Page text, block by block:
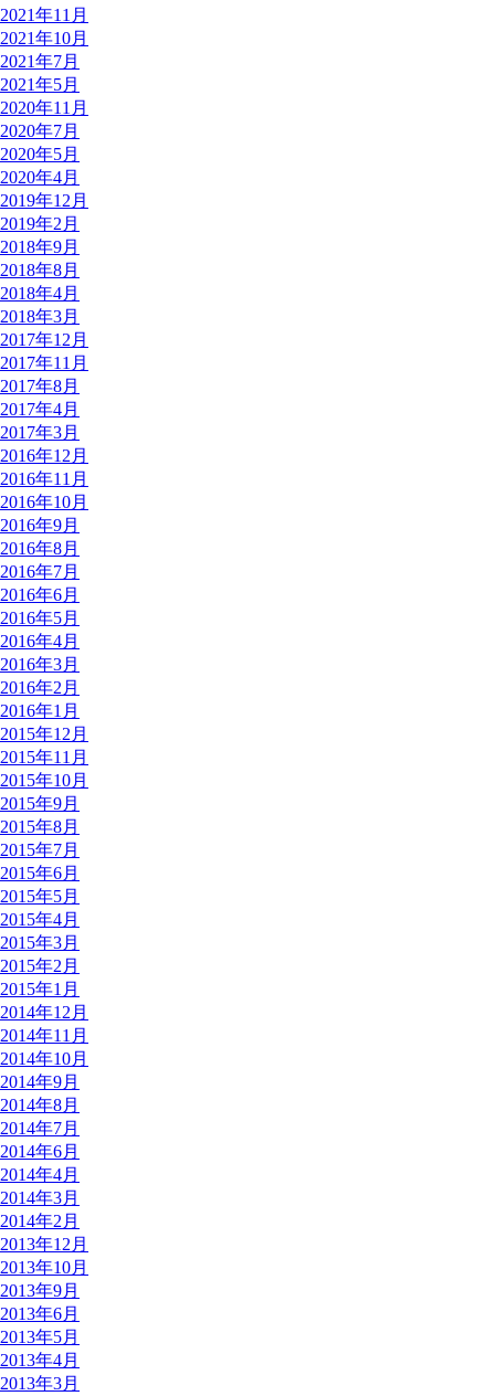
2021年11月
2021年10月
2021年7月
2021年5月
2020年11月
2020年7月
2020年5月
2020年4月
2019年12月
2019年2月
2018年9月
2018年8月
2018年4月
2018年3月
2017年12月
2017年11月
2017年8月
2017年4月
2017年3月
2016年12月
2016年11月
2016年10月
2016年9月
2016年8月
2016年7月
2016年6月
2016年5月
2016年4月
2016年3月
2016年2月
2016年1月
2015年12月
2015年11月
2015年10月
2015年9月
2015年8月
2015年7月
2015年6月
2015年5月
2015年4月
2015年3月
2015年2月
2015年1月
2014年12月
2014年11月
2014年10月
2014年9月
2014年8月
2014年7月
2014年6月
2014年4月
2014年3月
2014年2月
2013年12月
2013年10月
2013年9月
2013年6月
2013年5月
2013年4月
2013年3月